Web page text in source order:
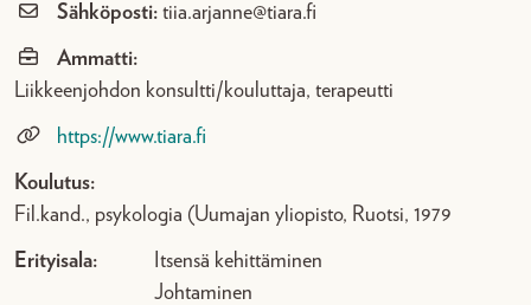
Sähköposti: tiia.arjanne@tiara.fi
Ammatti:
Liikkeenjohdon konsultti/kouluttaja, terapeutti
https://www.tiara.fi
Koulutus:
Fil.kand., psykologia (Uumajan yliopisto, Ruotsi, 1979
Erityisala:
Itsensä kehittäminen
Johtaminen